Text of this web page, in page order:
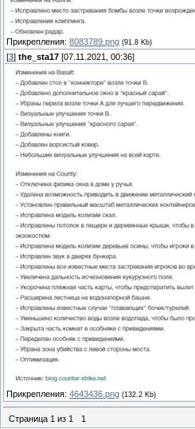
Прикрепления: 8083789.png (91.8 Kb)
[3] the_sta17 [07.11.2021, 00:36]
Прикрепления: 4643436.png (132.2 Kb)
Страница 1 из 1 1